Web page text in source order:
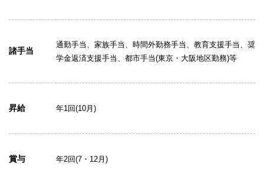
諸手当
通勤手当、家族手当、時間外勤務手当、教育支援手当、奨
学金返済支援手当、都市手当(東京・大阪地区勤務)等
昇給 年1回(10月)
賞与 年2回(7・12月)